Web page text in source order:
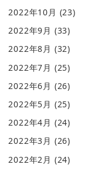
2022年10月 (23)
2022年9月 (33)
2022年8月 (32)
2022年7月 (25)
2022年6月 (26)
2022年5月 (25)
2022年4月 (24)
2022年3月 (26)
2022年2月 (24)